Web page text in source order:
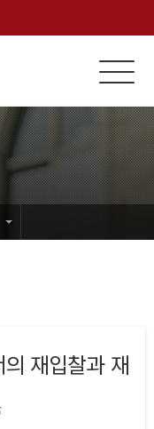
전
체
메
뉴
메
뉴
닫
기
재입찰과 재